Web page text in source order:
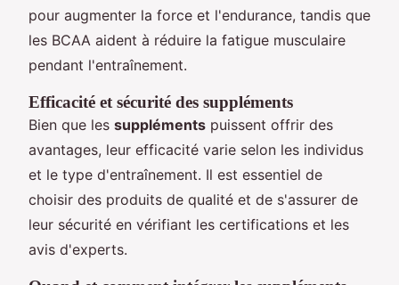
pour augmenter la force et l'endurance, tandis que
les BCAA aident à réduire la fatigue musculaire
pendant l'entraînement.
Efficacité et sécurité des suppléments
Bien que les suppléments puissent offrir des
avantages, leur efficacité varie selon les individus
et le type d'entraînement. Il est essentiel de
choisir des produits de qualité et de s'assurer de
leur sécurité en vérifiant les certifications et les
avis d'experts.